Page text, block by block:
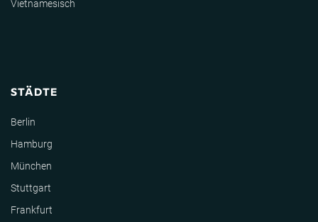
Vietnamesisch
STÄDTE
Berlin
Hamburg
München
Stuttgart
Frankfurt